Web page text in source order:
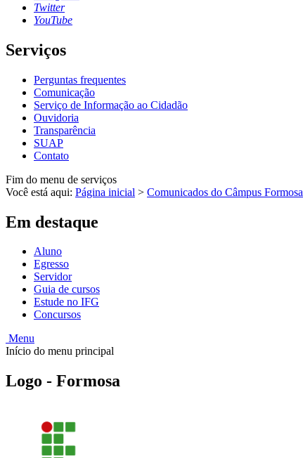
Twitter
YouTube
Serviços
Perguntas frequentes
Comunicação
Serviço de Informação ao Cidadão
Ouvidoria
Transparência
SUAP
Contato
Fim do menu de serviços
Você está aqui: Página inicial > Comunicados do Câmpus Formosa
Em destaque
Aluno
Egresso
Servidor
Guia de cursos
Estude no IFG
Concursos
Menu
Início do menu principal
Logo - Formosa